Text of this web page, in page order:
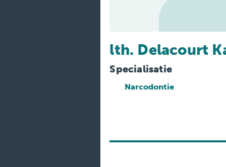
lth. Delacourt
Specialisatie
Narcodontie